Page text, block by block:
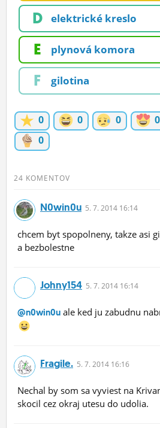
NASTAVENIA
ROLETA
D elektrické kreslo
E plynová komora
F gilotina
0 0 0
0
0
24 KOMENTOV
N0win0u 5. 7. 2014 16:14
chcem byt spopolneny, takze asi
a bezbolestne
Johny154 5. 7. 2014 16:14
@n0win0u ale ked ju zabudnu
Fragile. 5. 7. 2014 16:16
Nechal by som sa vyviest na
skocil cez okraj utesu do udolia.